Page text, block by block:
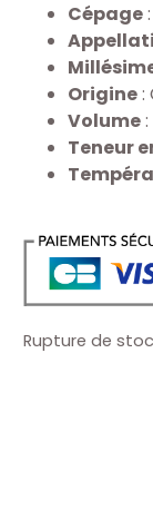
Cépage
Origine:
Volume
Teneur
Rupture de